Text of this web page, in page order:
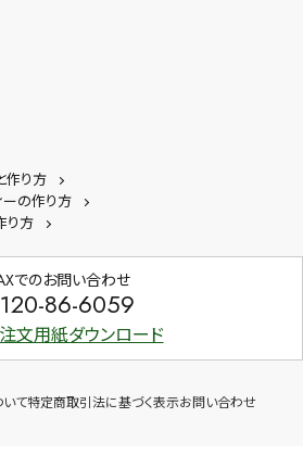
作り方
ーの作り方
り方
でのお問い合わせ
86-6059
文用紙ダウンロード
て特定商取引法に基づく表示お問い合わせ